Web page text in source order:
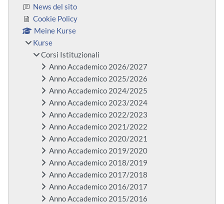
News del sito
Cookie Policy
Meine Kurse
Kurse
Corsi Istituzionali
Anno Accademico 2026/2027
Anno Accademico 2025/2026
Anno Accademico 2024/2025
Anno Accademico 2023/2024
Anno Accademico 2022/2023
Anno Accademico 2021/2022
Anno Accademico 2020/2021
Anno Accademico 2019/2020
Anno Accademico 2018/2019
Anno Accademico 2017/2018
Anno Accademico 2016/2017
Anno Accademico 2015/2016